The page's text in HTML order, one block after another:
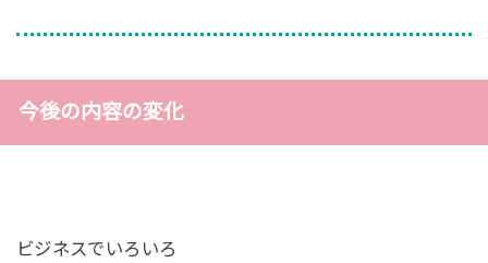
今後の内容の変化
ビジネスでいろいろ